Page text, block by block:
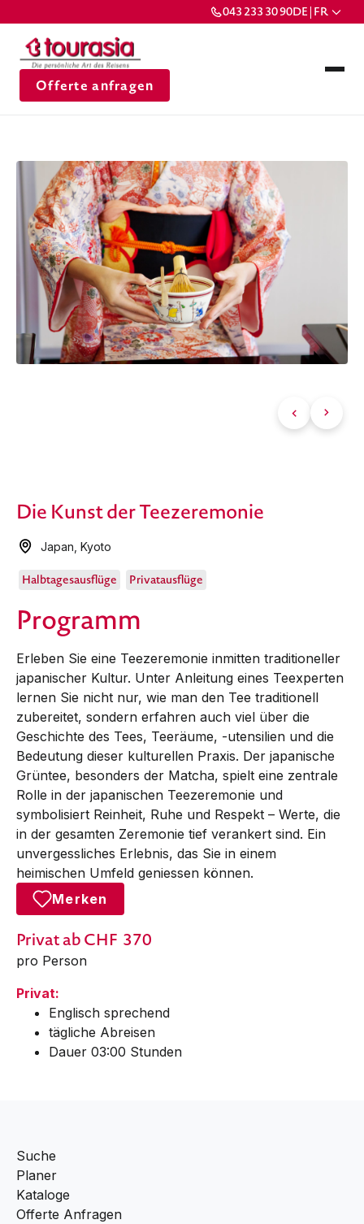
043 233 30 90DE | FR
Offerte anfragen
Die Kunst der Teezeremonie
Japan ,Kyoto
Halbtagesausflüge Privatausflüge
Programm
Erleben Sie eine Teezeremonie inmitten traditioneller
japanischer Kultur. Unter Anleitung eines Teexperten
lernen Sie nicht nur, wie man den Tee traditionell
zubereitet, sondern erfahren auch viel über die
Geschichte des Tees, Teeräume, -utensilien und die
Bedeutung dieser kulturellen Praxis. Der japanische
Grüntee, besonders der Matcha, spielt eine zentrale
Rolle in der japanischen Teezeremonie und
symbolisiert Reinheit, Ruhe und Respekt – Werte, die
in der gesamten Zeremonie tief verankert sind. Ein
unvergessliches Erlebnis, das Sie in einem
heimischen Umfeld geniessen können.
Merken
Privatab CHF 370
pro Person
Privat:
Englisch sprechend
tägliche Abreisen
Dauer 03:00 Stunden
Suche
Planer
Kataloge
Offerte Anfragen